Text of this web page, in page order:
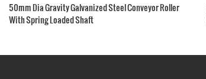
50mm Dia Gravity Galvanized Steel Conveyor Roller
With Spring Loaded Shaft